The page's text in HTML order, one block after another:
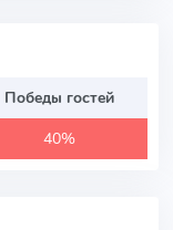
Победы гостей
40%